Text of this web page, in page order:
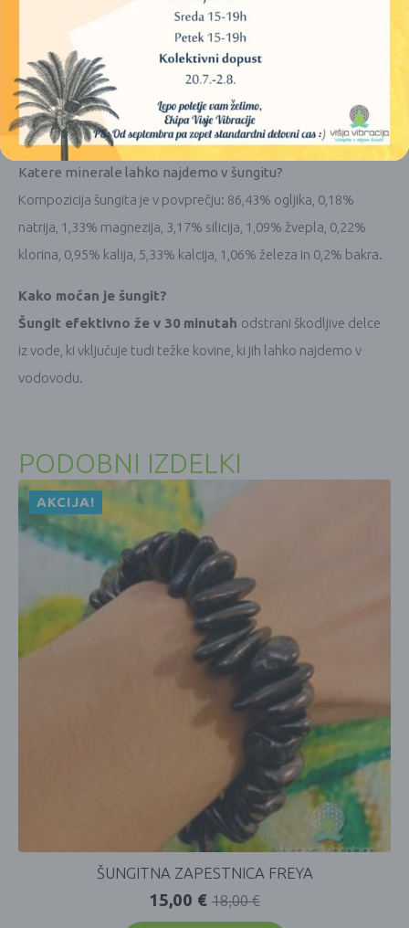
imejte odprto med samo fitracijo.
Kako šungit ščiti pred EMF (elektro-magnetnim sevanjem)?
Šungit absorbira
nevtralizira frekvence škodljivega
sevanja s pomočjo fulerenov, ki so v njegovi naravni
kompoziciji.
Katere minerale lahko najdemo v šungitu?
Kompozicija šungita je v povprečju: 86,43% ogljika, 0,18%
natrija, 1,33% magnezija, 3,17% silicija, 1,09% žvepla, 0,22%
klorina, 0,95% kalija, 5,33% kalcija, 1,06% železa in 0,2% bakra.
Kako močan je šungit?
Šungit efektivno že v 30 minutah odstrani škodljive delce
iz vode, ki vključuje tudi težke kovine, ki jih lahko najdemo v
vodovodu.
PODOBNI IZDELKI
AKCIJA!
ŠUNGITNA ZAPESTNICA FREYA
18,00€
15,00 €